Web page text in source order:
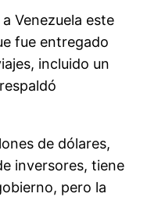
Venezuela este
fue entregado
incluido un
de dólares,
inversores, tiene
pero la